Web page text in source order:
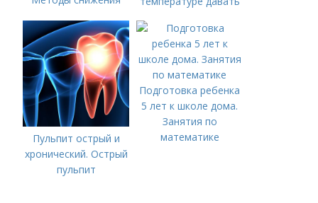
ребенку?
Пульпит острый и
хронический. Острый
пульпит
Подготовка ребенка
5 лет к школе дома.
Занятия по
математике